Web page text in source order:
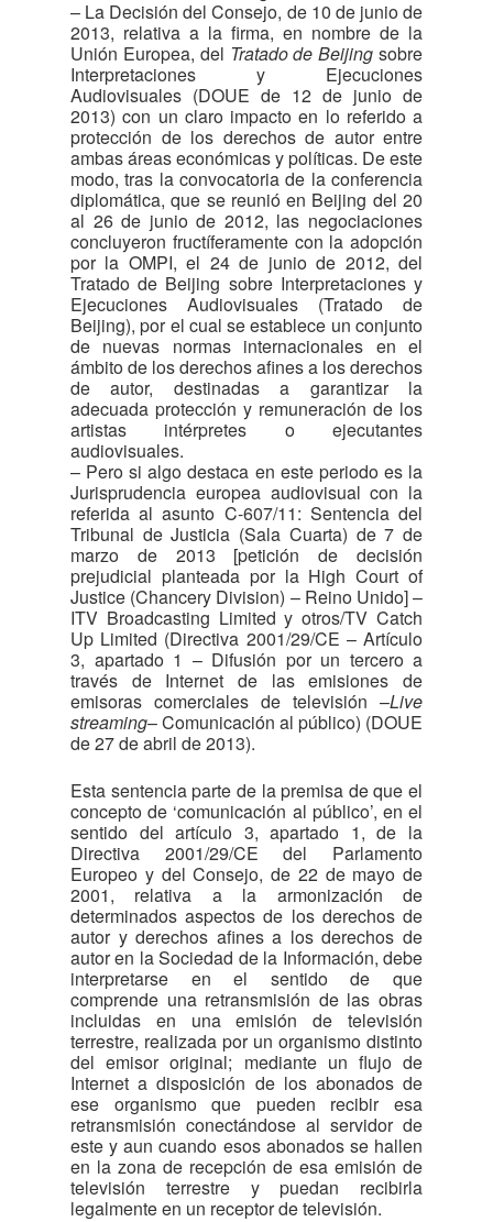
– La Decisión del Consejo, de 10 de junio de
2013, relativa a la firma, en nombre de la
Unión Europea, del Tratado de Beijing sobre
Interpretaciones y Ejecuciones
Audiovisuales (DOUE de 12 de junio de
2013) con un claro impacto en lo referido a
protección de los derechos de autor entre
ambas áreas económicas y políticas. De este
modo, tras la convocatoria de la conferencia
diplomática, que se reunió en Beijing del 20
al 26 de junio de 2012, las negociaciones
concluyeron fructíferamente con la adopción
por la OMPI, el 24 de junio de 2012, del
Tratado de Beijing sobre Interpretaciones y
Ejecuciones Audiovisuales (Tratado de
Beijing), por el cual se establece un conjunto
de nuevas normas internacionales en el
ámbito de los derechos afines a los derechos
de autor, destinadas a garantizar la
adecuada protección y remuneración de los
artistas intérpretes o ejecutantes
audiovisuales.
– Pero si algo destaca en este periodo es la
Jurisprudencia europea audiovisual con la
referida al asunto C-607/11: Sentencia del
Tribunal de Justicia (Sala Cuarta) de 7 de
marzo de 2013 [petición de decisión
prejudicial planteada por la High Court of
Justice (Chancery Division) – Reino Unido] –
ITV Broadcasting Limited y otros/TV Catch
Up Limited (Directiva 2001/29/CE – Artículo
3, apartado 1 – Difusión por un tercero a
través de Internet de las emisiones de
emisoras comerciales de televisión –Live
streaming– Comunicación al público) (DOUE
de 27 de abril de 2013).
Esta sentencia parte de la premisa de que el
concepto de ‘comunicación al público’, en el
sentido del artículo 3, apartado 1, de la
Directiva 2001/29/CE del Parlamento
Europeo y del Consejo, de 22 de mayo de
2001, relativa a la armonización de
determinados aspectos de los derechos de
autor y derechos afines a los derechos de
autor en la Sociedad de la Información, debe
interpretarse en el sentido de que
comprende una retransmisión de las obras
incluidas en una emisión de televisión
terrestre, realizada por un organismo distinto
del emisor original; mediante un flujo de
Internet a disposición de los abonados de
ese organismo que pueden recibir esa
retransmisión conectándose al servidor de
este y aun cuando esos abonados se hallen
en la zona de recepción de esa emisión de
televisión terrestre y puedan recibirla
legalmente en un receptor de televisión.